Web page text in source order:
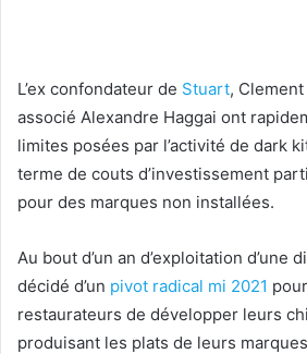
L’ex confondateur de Stuart,
associé Alexandre Haggai ont
limites posées par l’activité de dark
terme de couts d’investissement
pour des marques non installées.
Au bout d’un an d’exploitation d’une
décidé d’un pivot radical mi 2021
restaurateurs de développer leurs
produisant les plats de leurs